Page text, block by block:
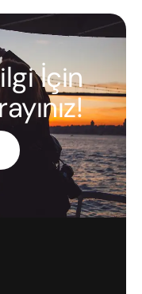
İçin